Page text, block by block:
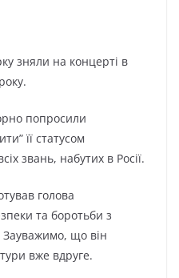
зняли на концерті в
попросили
її статусом
звань, набутих в Росії.
голова
та боротьби з
Зауважимо, що він
вже вдруге.